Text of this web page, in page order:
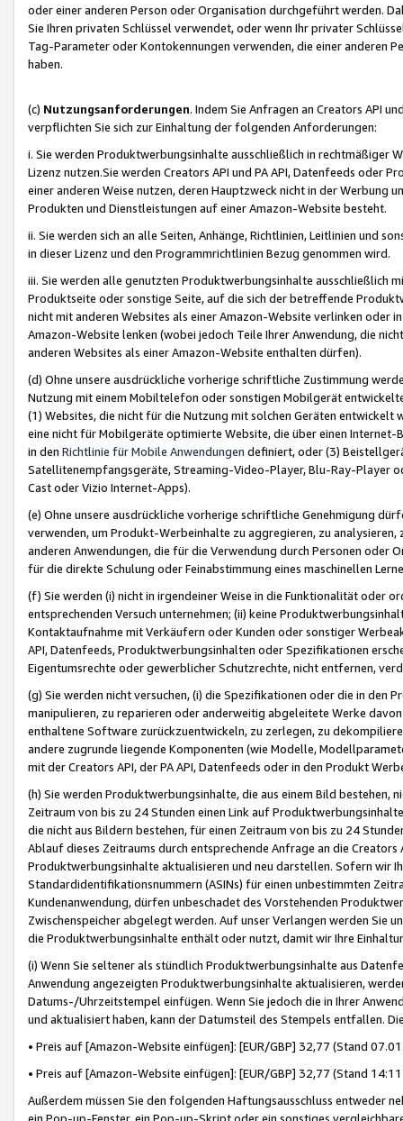
oder einer anderen Person oder Organisation durchgeführt werden.
Sie Ihren privaten Schlüssel verwendet, oder wenn Ihr privater
Tag-Parameter oder Kontokennungen verwenden, die einer anderen
haben.
(c) Nutzungsanforderungen. Indem Sie Anfragen an Creators API
verpflichten Sie sich zur Einhaltung der folgenden Anforderungen:
i. Sie werden Produktwerbungsinhalte ausschließlich in rechtmäßiger
Lizenz nutzen.Sie werden Creators API und PA API, Datenfeeds oder
einer anderen Weise nutzen, deren Hauptzweck nicht in der Werbung
Produkten und Dienstleistungen auf einer Amazon-Website besteht.
ii. Sie werden sich an alle Seiten, Anhänge, Richtlinien, Leitlinien und
in dieser Lizenz und den Programmrichtlinien Bezug genommen wird.
iii. Sie werden alle genutzten Produktwerbungsinhalte ausschließlich
Produktseite oder sonstige Seite, auf die sich der betreffende
nicht mit anderen Websites als einer Amazon-Website verlinken oder
Amazon-Website lenken (wobei jedoch Teile Ihrer Anwendung, die
anderen Websites als einer Amazon-Website enthalten dürfen).
(d) Ohne unsere ausdrückliche vorherige schriftliche Zustimmung
Nutzung mit einem Mobiltelefon oder sonstigen Mobilgerät
(1) Websites, die nicht für die Nutzung mit solchen Geräten
eine nicht für Mobilgeräte optimierte Website, die über einen
in den Richtlinie für Mobile Anwendungen definiert, oder (3)
Satellitenempfangsgeräte, Streaming-Video-Player, Blu-Ray-Player
Cast oder Vizio Internet-Apps).
(e) Ohne unsere ausdrückliche vorherige schriftliche Genehmigung
verwenden, um Produkt-Werbeinhalte zu aggregieren, zu
anderen Anwendungen, die für die Verwendung durch Personen
für die direkte Schulung oder Feinabstimmung eines maschinellen
(f) Sie werden (i) nicht in irgendeiner Weise in die Funktionalität oder
entsprechenden Versuch unternehmen; (ii) keine
Kontaktaufnahme mit Verkäufern oder Kunden oder sonstiger
API, Datenfeeds, Produktwerbungsinhalten oder Spezifikationen
Eigentumsrechte oder gewerblicher Schutzrechte, nicht entfernen,
(g) Sie werden nicht versuchen, (i) die Spezifikationen oder die in
manipulieren, zu reparieren oder anderweitig abgeleitete Werke
enthaltene Software zurückzuentwickeln, zu zerlegen, zu
andere zugrunde liegende Komponenten (wie Modelle,
mit der Creators API, der PA API, Datenfeeds oder in den Produkt
(h) Sie werden Produktwerbungsinhalte, die aus einem Bild bestehen,
Zeitraum von bis zu 24 Stunden einen Link auf
die nicht aus Bildern bestehen, für einen Zeitraum von bis zu 24
Ablauf dieses Zeitraums durch entsprechende Anfrage an die
Produktwerbungsinhalte aktualisieren und neu darstellen. Sofern wir
Standardidentifikationsnummern (ASINs) für einen unbestimmten
Kundenanwendung, dürfen unbeschadet des Vorstehenden
Zwischenspeicher abgelegt werden. Auf unser Verlangen werden Sie
die Produktwerbungsinhalte enthält oder nutzt, damit wir Ihre
(i) Wenn Sie seltener als stündlich Produktwerbungsinhalte aus
Anwendung angezeigten Produktwerbungsinhalte aktualisieren,
Datums-/Uhrzeitstempel einfügen. Wenn Sie jedoch die in Ihrer
und aktualisiert haben, kann der Datumsteil des Stempels entfallen.
• Preis auf [Amazon-Website einfügen]: [EUR/GBP] 32,77 (Stand
• Preis auf [Amazon-Website einfügen]: [EUR/GBP] 32,77 (Stand
Außerdem müssen Sie den folgenden Haftungsausschluss entweder
ein Pop-up-Fenster, ein Pop-up-Skript oder ein sonstiges